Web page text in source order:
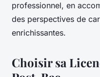
professionnel, en
des perspectives de
enrichissantes.
Choisir sa